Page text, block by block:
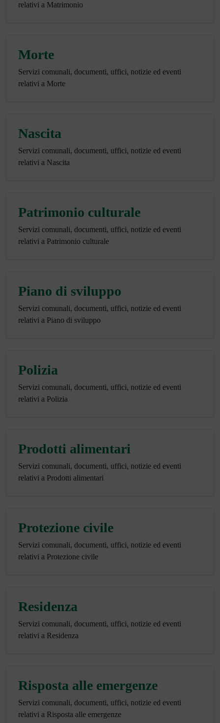
relativi a Matrimonio
Morte
Servizi comunali, documenti, uffici, notizie ed eventi
relativi a Morte
Nascita
Servizi comunali, documenti, uffici, notizie ed eventi
relativi a Nascita
Patrimonio culturale
Servizi comunali, documenti, uffici, notizie ed eventi
relativi a Patrimonio culturale
Piano di sviluppo
Servizi comunali, documenti, uffici, notizie ed eventi
relativi a Piano di sviluppo
Polizia
Servizi comunali, documenti, uffici, notizie ed eventi
relativi a Polizia
Prodotti alimentari
Servizi comunali, documenti, uffici, notizie ed eventi
relativi a Prodotti alimentari
Protezione civile
Servizi comunali, documenti, uffici, notizie ed eventi
relativi a Protezione civile
Residenza
Servizi comunali, documenti, uffici, notizie ed eventi
relativi a Residenza
Risposta alle emergenze
Servizi comunali, documenti, uffici, notizie ed eventi
relativi a Risposta alle emergenze